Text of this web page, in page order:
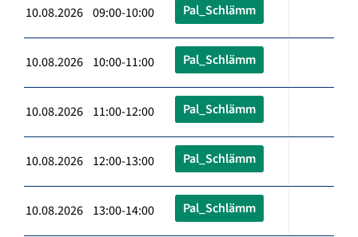
10.08.2026 09:00-10:00 Pal_Schlämm
10.08.2026 10:00-11:00 Pal_Schlämm
10.08.2026 11:00-12:00 Pal_Schlämm
10.08.2026 12:00-13:00 Pal_Schlämm
10.08.2026 13:00-14:00 Pal_Schlämm